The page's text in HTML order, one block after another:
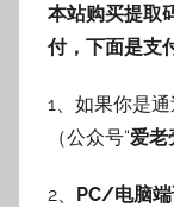
本站购买提取
付，下面是支
1、如果你是通
（公众号“爱老
2、 PC/电脑